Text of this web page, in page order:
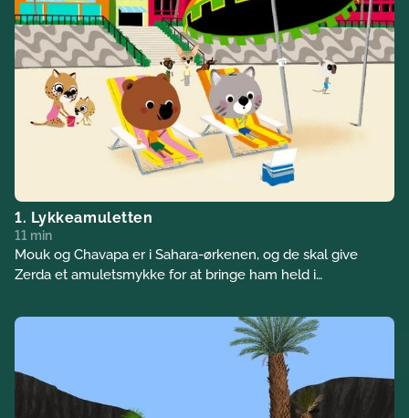
1. Lykkeamuletten
11 min
Mouk og Chavapa er i Sahara-ørkenen, og de skal give
Zerda et amuletsmykke for at bringe ham held i
og Didi, hendes dromedar.